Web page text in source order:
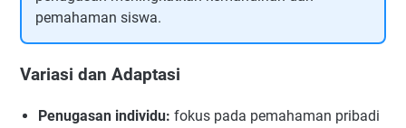
pemahaman siswa.
Variasi dan Adaptasi
Penugasan individu: fokus pada pemahaman pribadi